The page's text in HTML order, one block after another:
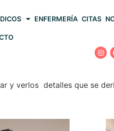
ENFERMERÍA CITAS
y verlos detalles que se